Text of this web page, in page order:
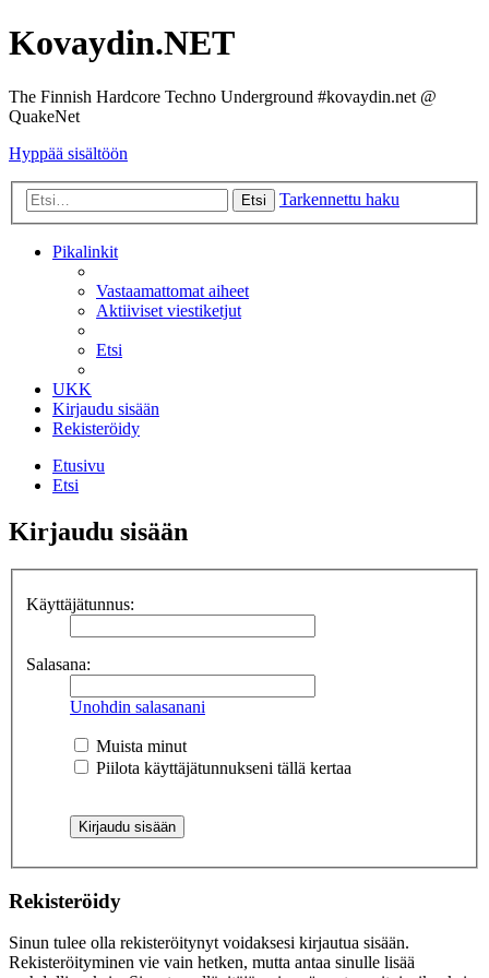
Kovaydin.NET
The Finnish Hardcore Techno Underground #kovaydin.net @
QuakeNet
Hyppää sisältöön
Etsi Tarkennettu haku
Pikalinkit
Vastaamattomat aiheet
Aktiiviset viestiketjut
Etsi
UKK
Kirjaudu sisään
Rekisteröidy
Etusivu
Etsi
Kirjaudu sisään
Käyttäjätunnus:
Salasana:
Unohdin salasanani
Muista minut
Piilota käyttäjätunnukseni tällä kertaa
Rekisteröidy
Sinun tulee olla rekisteröitynyt voidaksesi kirjautua sisään.
Rekisteröityminen vie vain hetken, mutta antaa sinulle lisää